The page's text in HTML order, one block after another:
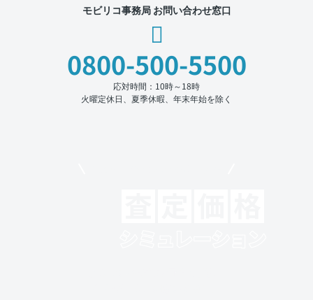
モビリコ事務局 お問い合わせ窓口
0800-500-5500
応対時間：10時～18時
火曜定休日、夏季休暇、年末年始を除く